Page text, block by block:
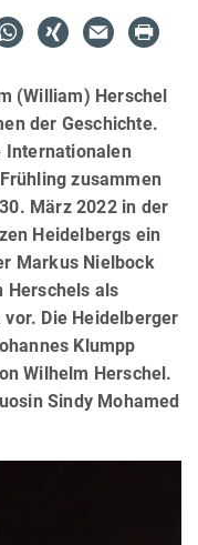
(William) Herschel
der Geschichte.
Internationalen
zusammen
März 2022 in der
Heidelbergs ein
Markus Nielbock
Herschels als
Die Heidelberger
Klumpp
Wilhelm Herschel.
Sindy Mohamed